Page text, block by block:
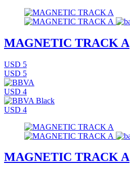
MAGNETIC TRACK A
USD 5
USD 5
USD 4
USD 4
MAGNETIC TRACK A